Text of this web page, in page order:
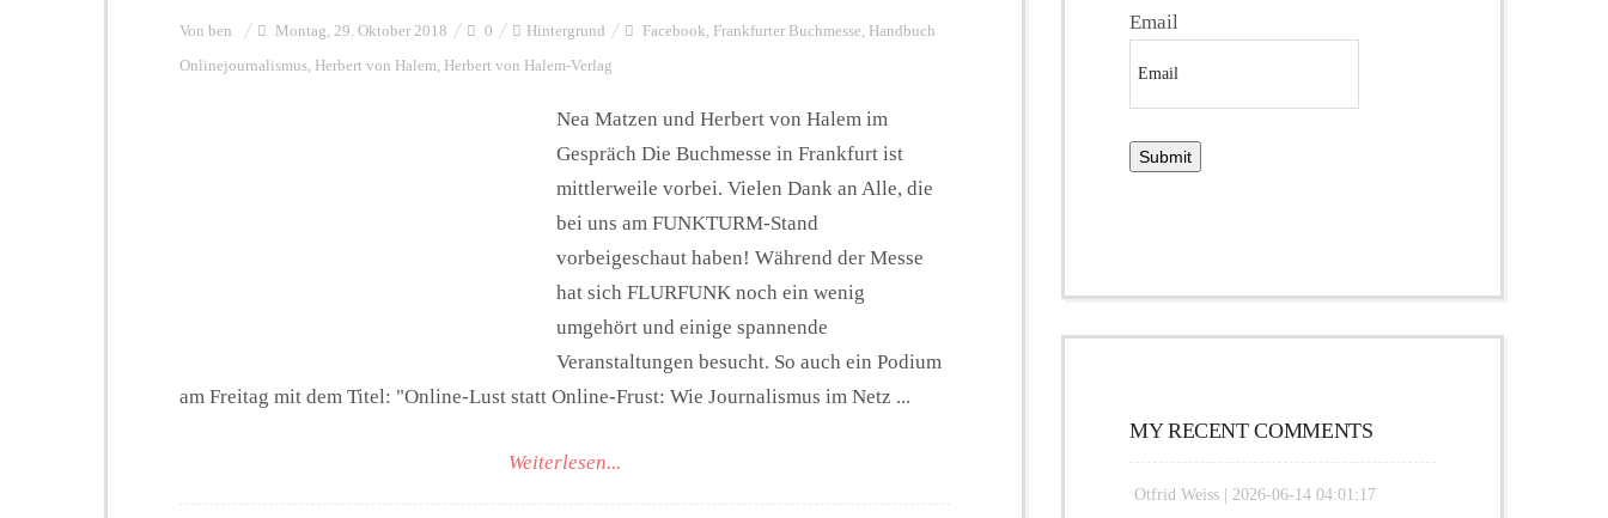
Von ben Montag, 29. Oktober 2018 0 Hintergrund Facebook, Frankfurter Buchmesse, Handbuch
Onlinejournalismus, Herbert von Halem, Herbert von Halem-Verlag
Nea Matzen und Herbert von Halem im
Gespräch Die Buchmesse in Frankfurt ist
mittlerweile vorbei. Vielen Dank an Alle, die
bei uns am FUNKTURM-Stand
vorbeigeschaut haben! Während der Messe
hat sich FLURFUNK noch ein wenig
umgehört und einige spannende
Veranstaltungen besucht. So auch ein Podium
am Freitag mit dem Titel: "Online-Lust statt Online-Frust: Wie Journalismus im Netz ...
Weiterlesen...
Email
MY RECENT COMMENTS
Otfrid Weiss | 2026-06-14 04:01:17